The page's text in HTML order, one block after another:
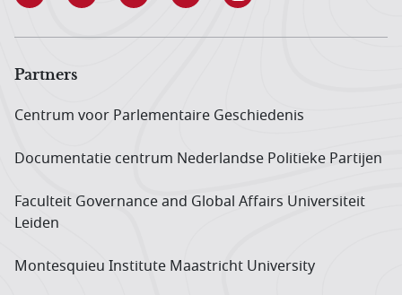
Partners
Centrum voor Parlementaire Geschiedenis
Documentatie centrum Neder­landse Politieke Partijen
Faculteit Governance and Global Affairs Universiteit
Leiden
Montesquieu Institute Maastricht University